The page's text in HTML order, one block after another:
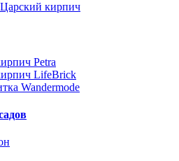
кирпич
Petra
LifeBrick
Wandermode